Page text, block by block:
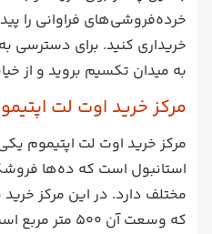
خرده‌فروشی‌های فراوانی را
خریداری کنید. برای دسترسی به
به میدان تکسیم بروید و از
مرکز خرید اوت لت
مرکز خرید اوت لت اپتیموم
استانبول است که ده‌ها
مختلف دارد. در این مرکز
که وسعت آن 500